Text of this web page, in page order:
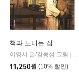
| 단꿈아이
책과 노니는 집
이영서 글/김동성 그림
11,250원 (10% 할인)